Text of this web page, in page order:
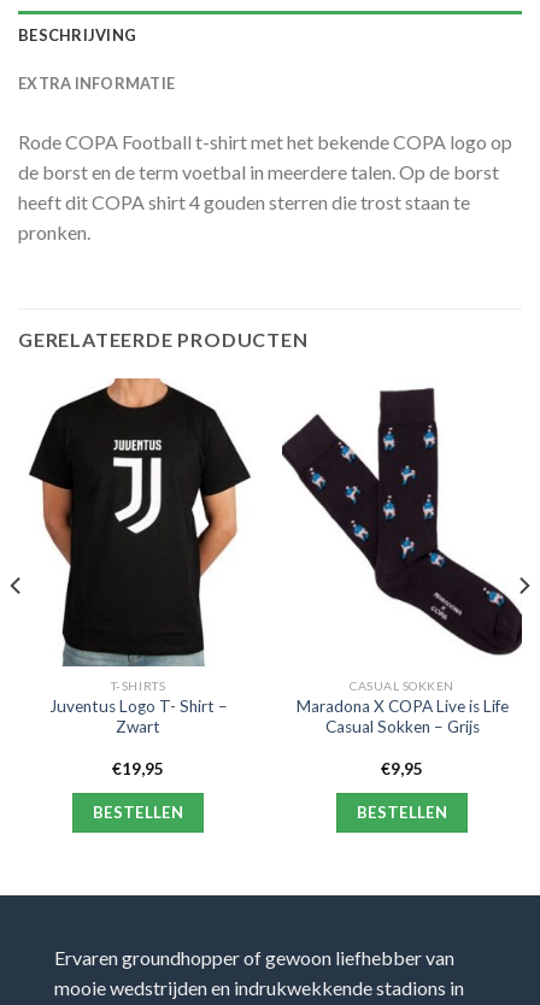
BESCHRIJVING
EXTRA INFORMATIE
Rode COPA Football t-shirt met het bekende COPA logo op
de borst en de term voetbal in meerdere talen. Op de borst
heeft dit COPA shirt 4 gouden sterren die trost staan te
pronken.
GERELATEERDE PRODUCTEN
T-SHIRTS
Juventus Logo T- Shirt –
Zwart
€19,95
BESTELLEN
CASUAL SOKKEN
Maradona X COPA Live is Life
Casual Sokken – Grijs
€9,95
BESTELLEN
Ervaren groundhopper of gewoon liefhebber van
mooie wedstrijden en indrukwekkende stadions in